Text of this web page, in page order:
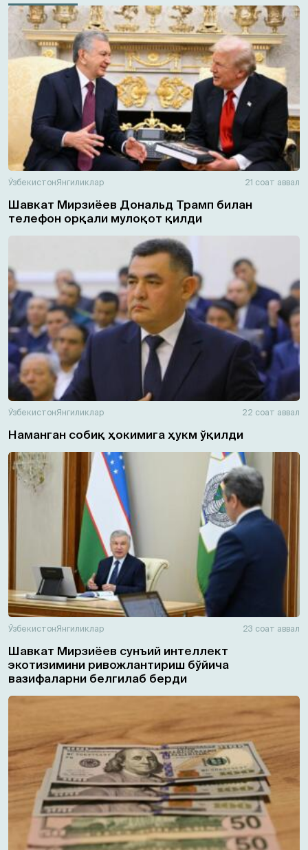
ЎзбекистонЯнгиликлар 21 соат аввал
Шавкат Мирзиёев Дональд Трамп билан
телефон орқали мулоқот қилди
ЎзбекистонЯнгиликлар 22 соат аввал
Наманган собиқ ҳокимига ҳукм ўқилди
ЎзбекистонЯнгиликлар 23 соат аввал
Шавкат Мирзиёев сунъий интеллект
экотизимини ривожлантириш бўйича
вазифаларни белгилаб берди